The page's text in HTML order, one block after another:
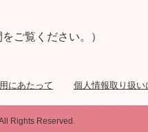
ご覧ください。）
にあたって 個人情報取り扱い
Rights Reserved.